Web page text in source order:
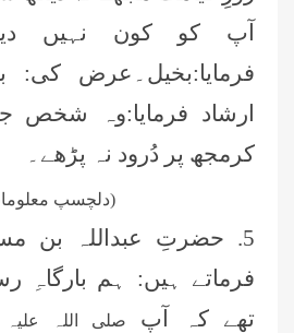
آپ کو کون نہیں
فرمایا:بخیل۔عرض
ارشاد فرمایا:وہ شخص
کرمجھ پر دُرود نہ پڑھے۔
(دلچسپ معلومات (
5. حضرتِ عبداللہ بن مسعود
فرماتے ہیں: ہم بارگاہِ
تھے کہ آپ
صلی اللہ